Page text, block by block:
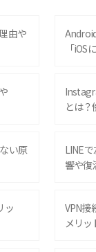
由や
「
とは
い原
LINE
響や復
ッ
VPN接
メリ